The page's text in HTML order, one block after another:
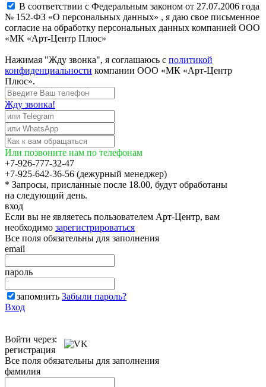
В соответствии с Федеральным законом от 27.07.2006 года
№ 152-ФЗ «О персональных данных» , я даю свое письменное
согласие на обработку персональных данных компанией ООО
«МК «Арт-Центр Плюс»
Нажимая "Жду звонка", я соглашаюсь с политикой
конфиденциальности компании ООО «МК «Арт-Центр
Плюс».
Жду звонка!
Или позвоните нам по телефонам
+7-926-777-32-47
+7-925-642-36-56 (дежурный менеджер)
* Запросы, присланные после 18.00, будут обработаны
на следующий день.
вход
Если вы не являетесь пользователем Арт-Центр, вам
необходимо зарегистрироваться
Все поля обязательны для заполнения
email
пароль
запомнить Забыли пароль?
Вход
Войти через:
регистрация
Все поля обязательны для заполнения
фамилия